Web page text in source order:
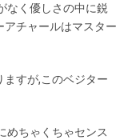
なく優しさの中に鋭
アチャールはマスター
すが,このベジター
めちゃくちゃセンス